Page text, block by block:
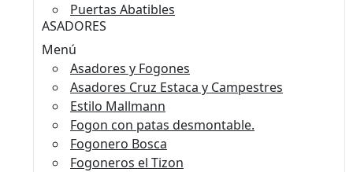
Puertas Abatibles
ASADORES
Menú
Asadores y Fogones
Asadores Cruz Estaca y Campestres
Estilo Mallmann
Fogon con patas desmontable.
Fogonero Bosca
Fogoneros el Tizon